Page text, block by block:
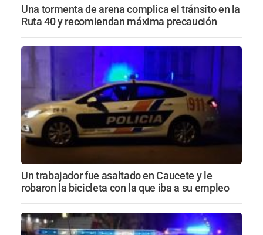
Una tormenta de arena complica el tránsito en la
Ruta 40 y recomiendan máxima precaución
Un trabajador fue asaltado en Caucete y le
robaron la bicicleta con la que iba a su empleo